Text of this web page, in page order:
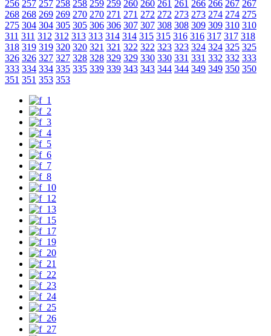
256 257 257 258 258 259 259 260 260 261 261 266 266 267 267
268 268 269 269 270 270 271 271 272 272 273 273 274 274 275
275 304 304 305 305 306 306 307 307 308 308 309 309 310 310
311 311 312 312 313 313 314 314 315 315 316 316 317 317 318
318 319 319 320 320 321 321 322 322 323 323 324 324 325 325
326 326 327 327 328 328 329 329 330 330 331 331 332 332 333
333 334 334 335 335 339 339 343 343 344 344 349 349 350 350
351 351 353 353